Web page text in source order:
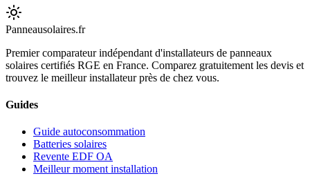
Panneausolaires.fr
Premier comparateur indépendant d'installateurs de panneaux
solaires certifiés RGE en France. Comparez gratuitement les devis et
trouvez le meilleur installateur près de chez vous.
Guides
Guide autoconsommation
Batteries solaires
Revente EDF OA
Meilleur moment installation